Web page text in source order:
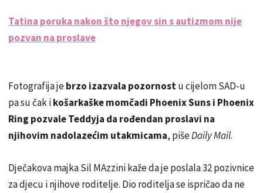
Tatina poruka nakon što njegov sin s autizmom nije
pozvan na proslave
Fotografija jebrzo izazvala pozornostu cijelom SAD-u
pa su čak ikošarkaške momčadi Phoenix Suns i Phoenix
Ring pozvale Teddyja da rođendan proslavi na
njihovim nadolazećim utakmicama, pišeDaily Mail.
Dječakova majka Sil MAzzini kaže da je poslala 32 pozivnice
za djecu i njihove roditelje. Dio roditelja se ispričao da ne